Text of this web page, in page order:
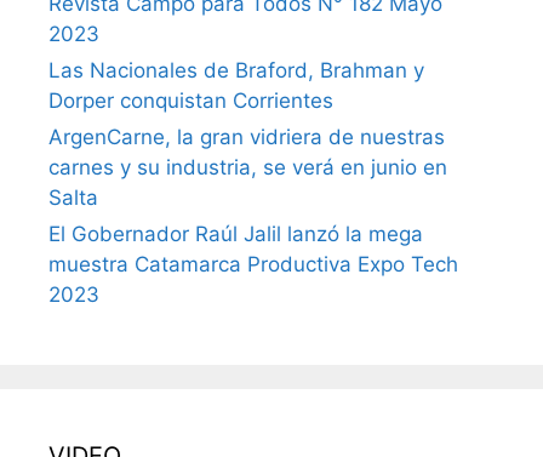
2023
Las Nacionales de Braford, Brahman y
Dorper conquistan Corrientes
ArgenCarne, la gran vidriera de nuestras
carnes y su industria, se verá en junio en
Salta
El Gobernador Raúl Jalil lanzó la mega
muestra Catamarca Productiva Expo Tech
2023